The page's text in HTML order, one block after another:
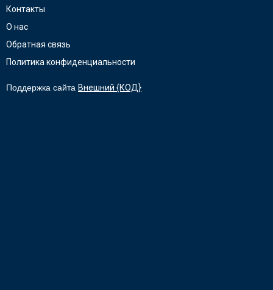
Контакты
О нас
Обратная связь
Политика конфиденциальности
Поддержка сайта Внешний {КОД}